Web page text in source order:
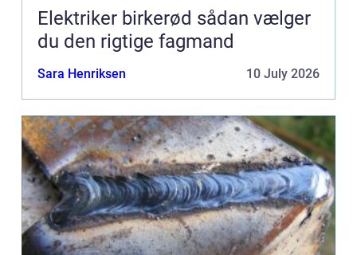
Elektriker birkerød sådan vælger
du den rigtige fagmand
Sara Henriksen 10 July 2026